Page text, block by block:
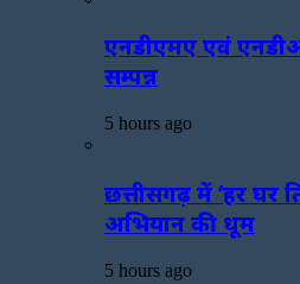
एनडीएमए एवं
सम्पन्न
5 hours ago
छत्तीसगढ़ में ‘हर घर
अभियान की धूम
5 hours ago